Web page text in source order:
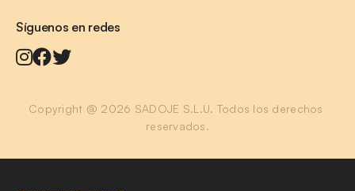
Síguenos en redes
Copyright @ 2026 SADOJE S.L.U. Todos los derechos
reservados.